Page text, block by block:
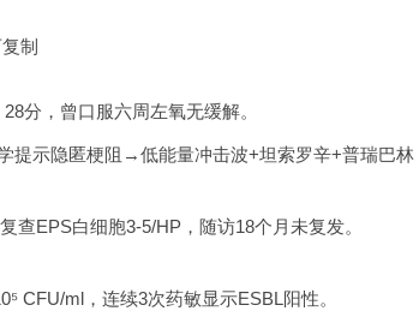
制
分，曾口服六周左氧无缓解。
示隐匿梗阻→低能量冲击波+坦索罗辛+普瑞巴林
查EPS白细胞3-5/HP，随访18个月未复发。
CFU/ml，连续3次药敏显示ESBL阳性。